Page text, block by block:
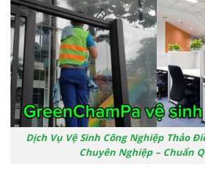
Dịch Vụ Vệ Sinh Công Nghiệp Thảo
Chuyên Nghiệp – Chuẩn